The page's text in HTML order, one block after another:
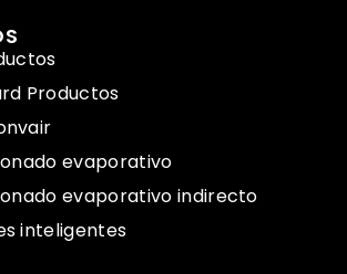
Productos
evaporativo
evaporativo indirecto
inteligentes